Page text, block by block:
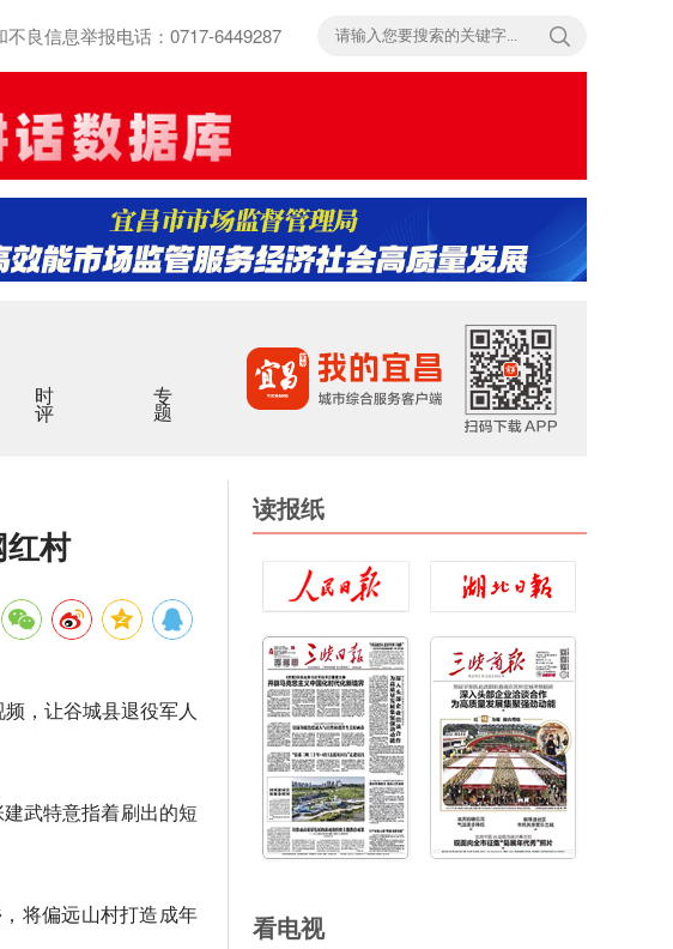
不良信息举报电话：0717-6449287
时评 专题
村
，让谷城县退役军人
武特意指着刷出的短
将偏远山村打造成年
读报纸
看电视